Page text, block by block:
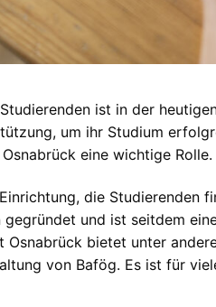
ist in der
um ihr Studium
eine wichtige Rolle.
die Studierenden
und ist seitdem
bietet unter
von Bafög. Es ist für